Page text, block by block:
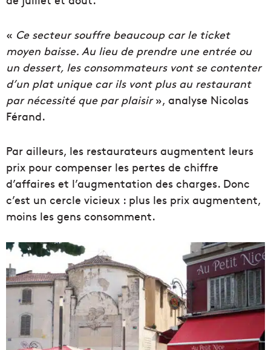
« Ce secteur souffre beaucoup car le ticket
moyen baisse. Au lieu de prendre une entrée ou
un dessert, les consommateurs vont se contenter
d’un plat unique car ils vont plus au restaurant
par nécessité que par plaisir», analyse Nicolas
Férand.
Par ailleurs, les restaurateurs augmentent leurs
prix pour compenser les pertes de chiffre
d’affaires et l’augmentation des charges. Donc
c’est un cercle vicieux : plus les prix augmentent,
moins les gens consomment.